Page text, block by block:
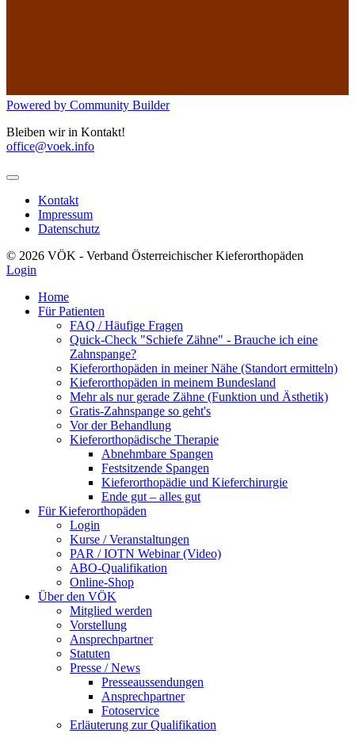
Powered by Community Builder
Bleiben wir in Kontakt!
office@voek.info
Kontakt
Impressum
Datenschutz
© 2026 VÖK - Verband Österreichischer Kieferorthopäden
Login
Home
Für Patienten
FAQ / Häufige Fragen
Quick-Check "Schiefe Zähne" - Brauche ich eine
Zahnspange?
Kieferorthopäden in meiner Nähe (Standort ermitteln)
Kieferorthopäden in meinem Bundesland
Mehr als nur gerade Zähne (Funktion und Ästhetik)
Gratis-Zahnspange so geht's
Vor der Behandlung
Kieferorthopädische Therapie
Abnehmbare Spangen
Festsitzende Spangen
Kieferorthopädie und Kieferchirurgie
Ende gut – alles gut
Für Kieferorthopäden
Login
Kurse / Veranstaltungen
PAR / IOTN Webinar (Video)
ABO-Qualifikation
Online-Shop
Über den VÖK
Mitglied werden
Vorstellung
Ansprechpartner
Statuten
Presse / News
Presseaussendungen
Ansprechpartner
Fotoservice
Erläuterung zur Qualifikation